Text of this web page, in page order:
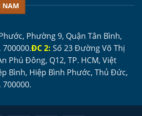
NAM
Phường 9, Quận Tân Bình,
700000.ĐC 2: Số 23 Đường Võ Thị
Phú Đông, Q12, TP. HCM, Việt
Bình, Hiệp Bình Phước, Thủ Đức,
700000.